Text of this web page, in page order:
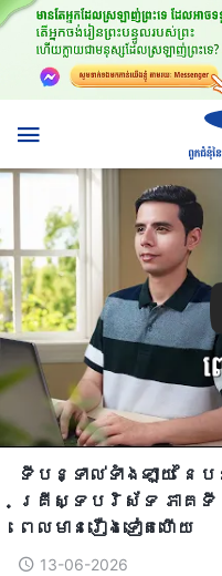
ទីបន្ទាល់ទាំងឡាយ ន
គ្រីស្ទបរិស័ទ ភាគទី
ពេលមានរឿងទៀតហើយ
13-06-2026